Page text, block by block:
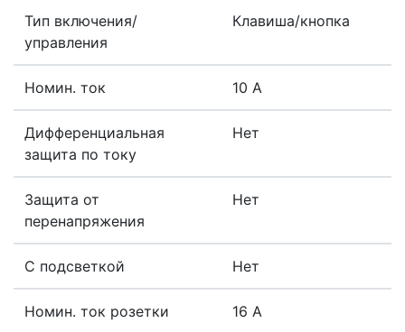
Тип включения/
управления
Клавиша/кнопка
Номин. ток 10 А
Дифференциальная
защита по току
Нет
Защита от
перенапряжения
Нет
С подсветкой Нет
Номин. ток розетки 16 А